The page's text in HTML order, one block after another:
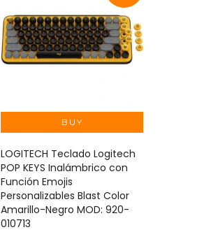
LOGITECH Teclado Logitech
POP KEYS Inalámbrico con
Función Emojis
Personalizables Blast Color
Amarillo-Negro MOD: 920-
010713